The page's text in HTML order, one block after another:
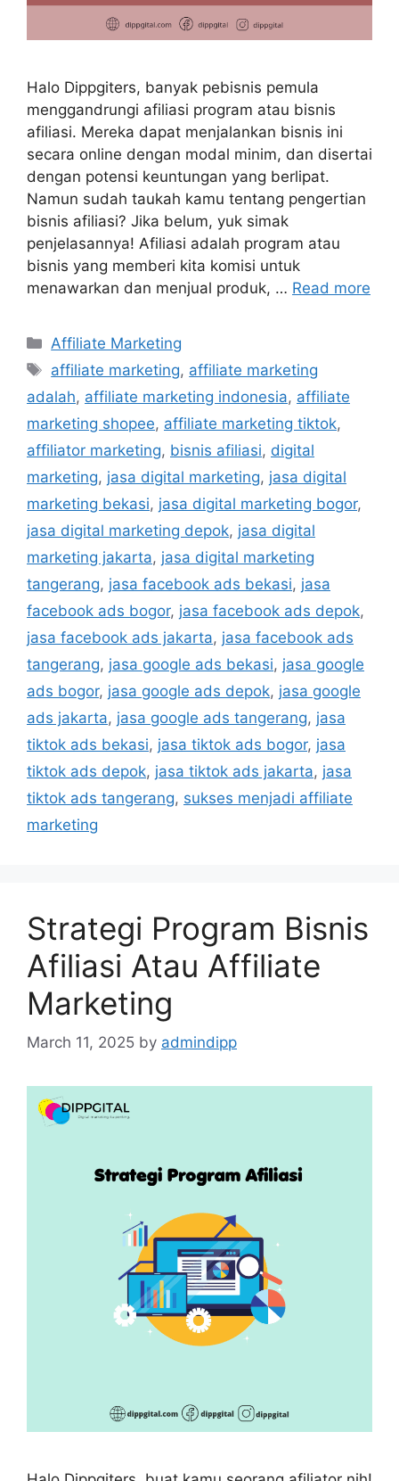
Halo Dippgiters, banyak pebisnis pemula
menggandrungi afiliasi program atau bisnis
afiliasi. Mereka dapat menjalankan bisnis ini
secara online dengan modal minim, dan disertai
dengan potensi keuntungan yang berlipat.
Namun sudah taukah kamu tentang pengertian
bisnis afiliasi? Jika belum, yuk simak
penjelasannya! Afiliasi adalah program atau
bisnis yang memberi kita komisi untuk
menawarkan dan menjual produk, … Read more
Affiliate Marketing
affiliate marketing, affiliate marketing
adalah, affiliate marketing indonesia, affiliate
marketing shopee, affiliate marketing tiktok,
affiliator marketing, bisnis afiliasi, digital
marketing, jasa digital marketing, jasa digital
marketing bekasi, jasa digital marketing bogor,
jasa digital marketing depok, jasa digital
marketing jakarta, jasa digital marketing
tangerang, jasa facebook ads bekasi, jasa
facebook ads bogor, jasa facebook ads depok,
jasa facebook ads jakarta, jasa facebook ads
tangerang, jasa google ads bekasi, jasa google
ads bogor, jasa google ads depok, jasa google
ads jakarta, jasa google ads tangerang, jasa
tiktok ads bekasi, jasa tiktok ads bogor, jasa
tiktok ads depok, jasa tiktok ads jakarta, jasa
tiktok ads tangerang, sukses menjadi affiliate
marketing
Strategi Program Bisnis
Afiliasi Atau Affiliate
Marketing
March 11, 2025 by admindipp